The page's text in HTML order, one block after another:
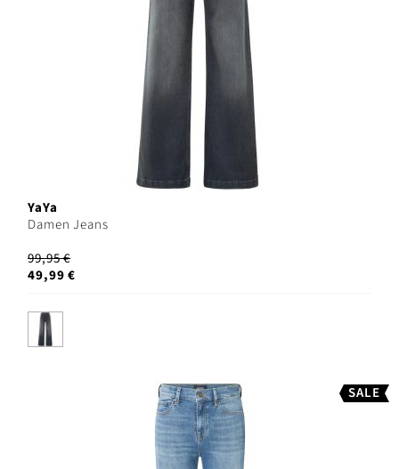
YaYa
Damen Jeans
99,95 €
49,99 €
SALE